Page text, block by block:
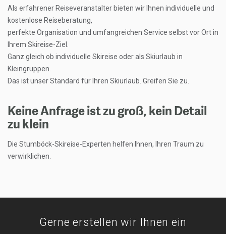
Als erfahrener Reiseveranstalter bieten wir Ihnen individuelle und
kostenlose Reiseberatung,
perfekte Organisation und umfangreichen Service selbst vor Ort in
Ihrem Skireise-Ziel.
Ganz gleich ob individuelle Skireise oder als Skiurlaub in
Kleingruppen.
Das ist unser Standard für Ihren Skiurlaub. Greifen Sie zu.
Keine Anfrage ist zu groß, kein Detail
zu klein
Die Stumböck-Skireise-Experten helfen Ihnen, Ihren Traum zu
verwirklichen.
Gerne erstellen wir Ihnen ein